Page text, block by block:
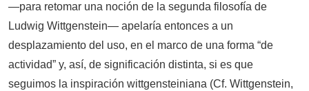
—para retomar una noción de la segunda filosofía de
Ludwig Wittgenstein— apelaría entonces a un
desplazamiento del uso, en el marco de una forma “de
actividad” y, así, de significación distinta, si es que
seguimos la inspiración wittgensteiniana (Cf. Wittgenstein,